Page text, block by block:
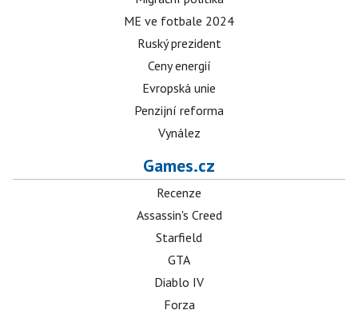
ME ve fotbale 2024
Ruský prezident
Ceny energií
Evropská unie
Penzijní reforma
Vynález
Games.cz
Recenze
Assassin's Creed
Starfield
GTA
Diablo IV
Forza